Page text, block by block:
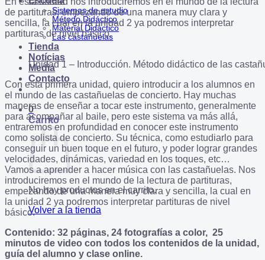
Sistemas de estudio
Método Didáctico
Material Didáctico
Las castañuelas
Tienda
Notícias
Media
Contacto
0
Carrito
No hay productos en el carrito.
Volver a la tienda
de partituras, empezando de una manera muy clara y
sencilla, la cual en la unidad 2 ya podremos interpretar
partituras de nivel básico.
Unidad 1 – Introducción. Método didáctico de las
Con esta primera unidad, quiero introducir a los alumnos en
el mundo de las castañuelas de concierto. Hay muchas
maneras de enseñar a tocar este instrumento, generalmente
para acompañar al baile, pero este sistema va más allá,
entraremos en profundidad en conocer este instrumento
como solista de concierto. Su técnica, como estudiarlo para
conseguir un buen toque en el futuro, y poder lograr grandes
velocidades, dinámicas, variedad en los toques, etc…
Vamos a aprender a hacer música con las castañuelas. Nos
introduciremos en el mundo de la lectura de partituras,
empezando de una manera muy clara y sencilla, la cual en
la unidad 2 ya podremos interpretar partituras de nivel
básico.
Contenido: 32 páginas, 24 fotografías a color, 25
minutos de video con todos los contenidos de la unidad,
guía del alumno y clase online.